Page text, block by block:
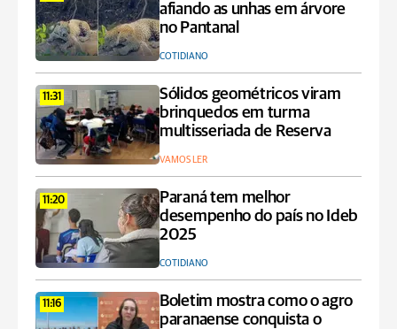
afiando as unhas em árvore
no Pantanal
COTIDIANO
11:31
Sólidos geométricos viram
brinquedos em turma
multisseriada de Reserva
VAMOS LER
11:20
Paraná tem melhor
desempenho do país no Ideb
2025
COTIDIANO
11:16
Boletim mostra como o agro
paranaense conquista o